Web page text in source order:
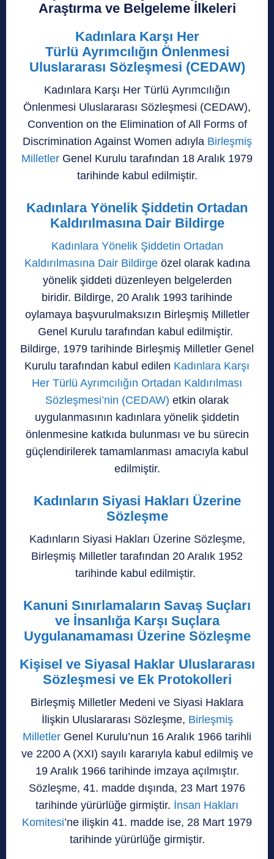
Araştırma ve Belgeleme İlkeleri
Kadınlara Karşı Her
Türlü Ayrımcılığın Önlenmesi
Uluslararası Sözleşmesi (CEDAW)
Kadınlara Karşı Her Türlü Ayrımcılığın
Önlenmesi Uluslararası Sözleşmesi (CEDAW),
Convention on the Elimination of All Forms of
Discrimination Against Women adıyla Birleşmiş
Milletler Genel Kurulu tarafından 18 Aralık 1979
tarihinde kabul edilmiştir.
Kadınlara Yönelik Şiddetin Ortadan
Kaldırılmasına Dair Bildirge
Kadınlara Yönelik Şiddetin Ortadan
Kaldırılmasına Dair Bildirgeözel olarak kadına
yönelik şiddeti düzenleyen belgelerden
biridir. Bildirge, 20 Aralık 1993 tarihinde
oylamaya başvurulmaksızın Birleşmiş Milletler
Genel Kurulu tarafından kabul edilmiştir.
Bildirge, 1979 tarihinde Birleşmiş Milletler Genel
Kurulu tarafından kabul edilen Kadınlara Karşı
Her Türlü Ayrımcılığın Ortadan Kaldırılması
Sözleşmesi’nin (CEDAW) etkin olarak
uygulanmasının kadınlara yönelik şiddetin
önlenmesine katkıda bulunması ve bu sürecin
güçlendirilerek tamamlanması amacıyla kabul
edilmiştir.
Kadınların Siyasi Hakları Üzerine
Sözleşme
Kadınların Siyasi Hakları Üzerine Sözleşme,
Birleşmiş Milletler tarafından 20 Aralık 1952
tarihinde kabul edilmiştir.
Kanuni Sınırlamaların Savaş Suçları
ve İnsanlığa Karşı Suçlara
Uygulanamaması Üzerine Sözleşme
Kişisel ve Siyasal Haklar Uluslararası
Sözleşmesi ve Ek Protokolleri
Birleşmiş Milletler Medeni ve Siyasi Haklara
İlişkin Uluslararası Sözleşme, Birleşmiş
Milletler Genel Kurulu’nun 16 Aralık 1966 tarihli
ve 2200 A (XXI) sayılı kararıyla kabul edilmiş ve
19 Aralık 1966 tarihinde imzaya açılmıştır.
Sözleşme, 41. madde dışında, 23 Mart 1976
tarihinde yürürlüğe girmiştir. İnsan Hakları
Komitesi’ne ilişkin 41. madde ise, 28 Mart 1979
tarihinde yürürlüğe girmiştir.